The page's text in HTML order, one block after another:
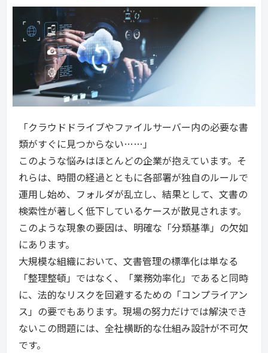
「クラウドドライブやファイルサーバー内の必要な書
類がすぐに見つからない……」
このような悩みはほとんどの企業が抱えています。そ
れらは、時間の経過とともに各部署が独自のルールで
運用し始め、フォルダが乱立し、結果として、文書の
検索性が著しく低下しているケースが散見されます。
このような現象の要因は、明確な「分類基準」の欠如
にあります。
大規模な組織において、文書管理の標準化は単なる
「整理整頓」ではなく、「業務効率化」であると同時
に、法的なリスクを回避するための「コンプライアン
ス」の要でもあります。現場の努力だけでは解決でき
ないこの問題には、全社横断的な仕組み設計が不可欠
です。